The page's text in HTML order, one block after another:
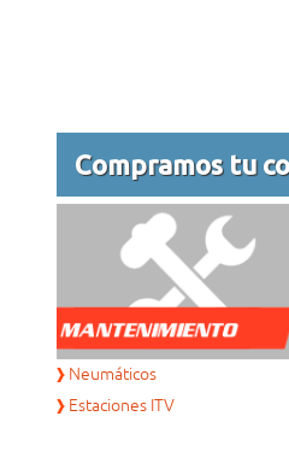
Neumáticos
Estaciones ITV